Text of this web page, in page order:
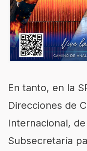
En tanto, en la
Direcciones de
Internacional,
Subsecretaría